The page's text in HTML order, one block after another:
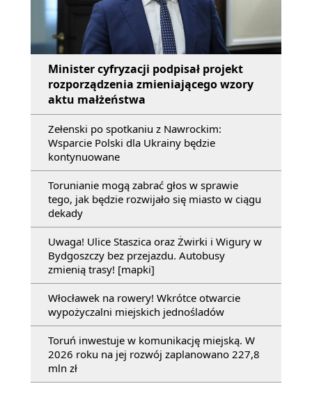
Minister cyfryzacji podpisał projekt
rozporządzenia zmieniającego wzory
aktu małżeństwa
Zełenski po spotkaniu z Nawrockim:
Wsparcie Polski dla Ukrainy będzie
kontynuowane
Torunianie mogą zabrać głos w sprawie
tego, jak będzie rozwijało się miasto w ciągu
dekady
Uwaga! Ulice Staszica oraz Żwirki i Wigury w
Bydgoszczy bez przejazdu. Autobusy
zmienią trasy! [mapki]
Włocławek na rowery! Wkrótce otwarcie
wypożyczalni miejskich jednośladów
Toruń inwestuje w komunikację miejską. W
2026 roku na jej rozwój zaplanowano 227,8
mln zł